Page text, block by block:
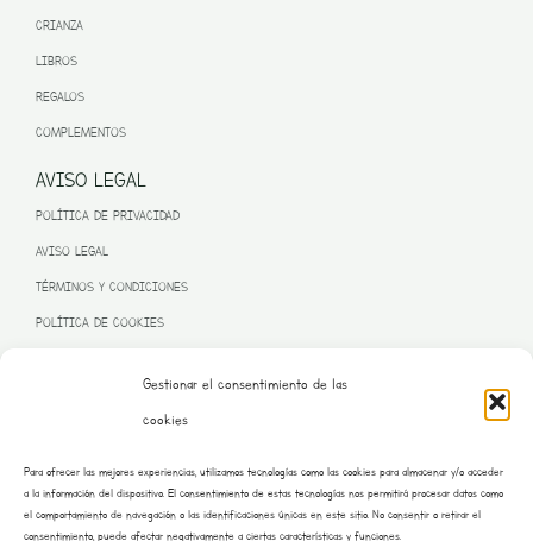
Gestionar el consentimiento de las
cookies
Para ofrecer las mejores experiencias, utilizamos tecnologías como las cookies para almacenar y/o acceder
a la información del dispositivo. El consentimiento de estas tecnologías nos permitirá procesar datos como
el comportamiento de navegación o las identificaciones únicas en este sitio. No consentir o retirar el
consentimiento, puede afectar negativamente a ciertas características y funciones.
CRIANZA
LIBROS
REGALOS
COMPLEMENTOS
AVISO LEGAL
POLÍTICA DE PRIVACIDAD
AVISO LEGAL
TÉRMINOS Y CONDICIONES
POLÍTICA DE COOKIES
– NEXT GENERATION EU